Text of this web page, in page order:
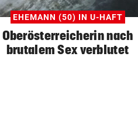
EHEMANN (50) IN U-HAFT
Oberösterreicherin nach
brutalem Sex verblutet